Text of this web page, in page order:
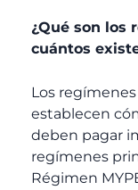
¿Qué son los
cuántos
Los
establecen
deben pagar
regímenes
Régimen